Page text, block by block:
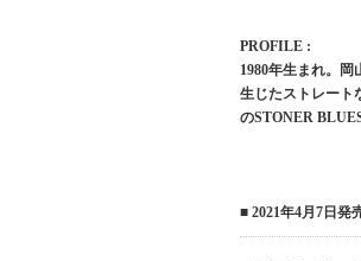
PROFILE :
1980年生まれ。
生じたストレート
のSTONER
■ 2021年4月7日発